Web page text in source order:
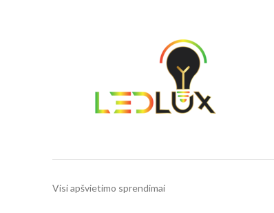
Visi apšvietimo sprendimai